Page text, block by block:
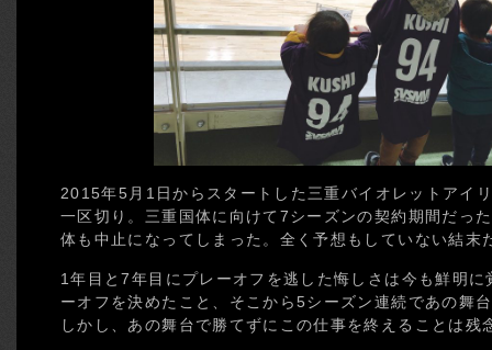
2015年5月1日からスタートした三重バイオレットアイ
一区切り。三重国体に向けて7シーズンの契約期間だっ
体も中止になってしまった。全く予想もしていない結末
1年目と7年目にプレーオフを逃した悔しさは今も鮮明
ーオフを決めたこと、そこから5シーズン連続であの舞
しかし、あの舞台で勝てずにこの仕事を終えることは残